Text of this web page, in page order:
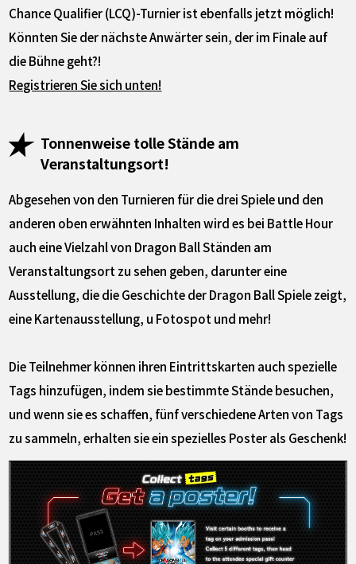
Chance Qualifier (LCQ)-Turnier ist ebenfalls jetzt möglich!
Könnten Sie der nächste Anwärter sein, der im Finale auf
die Bühne geht?!
Registrieren Sie sich unten!
Tonnenweise tolle Stände am
Veranstaltungsort!
Abgesehen von den Turnieren für die drei Spiele und den
anderen oben erwähnten Inhalten wird es bei Battle Hour
auch eine Vielzahl von Dragon Ball Ständen am
Veranstaltungsort zu sehen geben, darunter eine
Ausstellung, die die Geschichte der Dragon Ball Spiele zeigt,
eine Kartenausstellung, u Fotospot und mehr!
Die Teilnehmer können ihren Eintrittskarten auch spezielle
Tags hinzufügen, indem sie bestimmte Stände besuchen,
und wenn sie es schaffen, fünf verschiedene Arten von Tags
zu sammeln, erhalten sie ein spezielles Poster als Geschenk!